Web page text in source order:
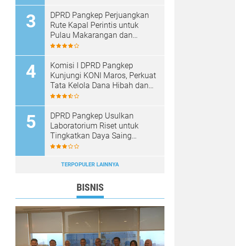
DPRD Pangkep Perjuangkan
Rute Kapal Perintis untuk
Pulau Makarangan dan
Langkoteang
Komisi I DPRD Pangkep
Kunjungi KONI Maros, Perkuat
Tata Kelola Dana Hibah dan
Pembinaan Olahraga
DPRD Pangkep Usulkan
Laboratorium Riset untuk
Tingkatkan Daya Saing
Produk Unggulan
TERPOPULER LAINNYA
BISNIS